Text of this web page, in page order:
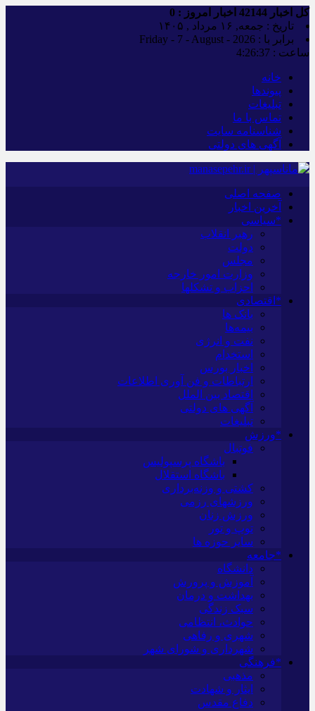
کل اخبار اخبار امروز : 0
تاریخ : جمعه, ۱۶ مرداد , ۱۴۰۵
برابر با : Friday - 7 - August - 2026
ساعت : 4:26:38
خانه
پیوندها
تبلیغات
تماس با ما
شناسنامه سایت
آگهی های دولتی
صفحه اصلی
آخرین اخبار
*سیاسی
رهبر انقلاب
دولت
مجلس
وزارت امور خارجه
احزاب و تشکلها
*اقتصادی
بانک ها
بیمه‌ها
نفت و انرژی
استخدام
اخبار بورس
ارتباطات و فن آوری اطلاعات
اقتصاد بین الملل
آگهی های دولتی
تبلیغات
*ورزش
فوتبال
باشگاه پرسپولیس
باشگاه استقلال
کشتی و وزنه‌برداری
ورزشهای رزمی
ورزش زنان
توپ و تور
سایر حوزه ها
*جامعه
دانشگاه
آموزش و پرورش
بهداشت و درمان
سبک زندگی
حوادث، انتظامی
شهری و رفاهی
شهرداری و شورای شهر
*فرهنگی
مذهبی
ایثار و شهادت
دفاع مقدس